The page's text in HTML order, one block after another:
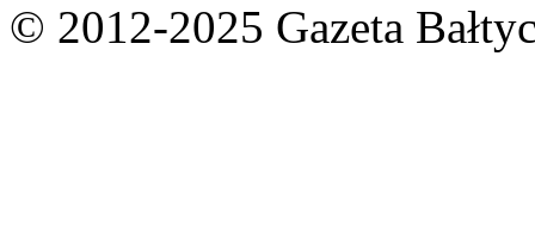
© 2012-2025 Gazeta